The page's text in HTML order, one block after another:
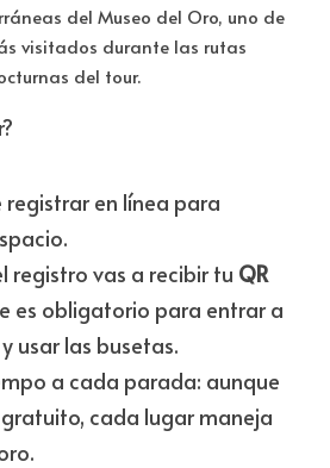
del Museo del Oro, uno de
visitados durante las rutas
del tour.
registrar en línea para
registro vas a recibir tu QR
es obligatorio para entrar a
usar las busetas.
a cada parada: aunque
cada lugar maneja